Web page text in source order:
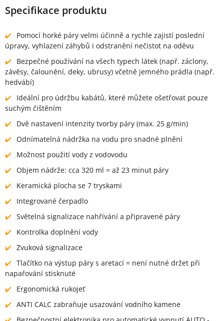
Specifikace produktu
Pomocí horké páry velmi účinně a rychle zajistí poslední
úpravy, vyhlazení záhybů i odstranění nečistot na oděvu
Bezpečné používání na všech typech látek (např. záclony,
závěsy, čalounění, deky, ubrusy) včetně jemného prádla (např.
hedvábí)
Ideální pro údržbu kabátů, které můžete ošetřovat pouze
suchým čištěním
Dvě nastavení intenzity tvorby páry (max. 25 g/min)
Odnímatelná nádržka na vodu pro snadné plnění
Možnost použití vody z vodovodu
Objem nádrže: cca 320 ml = až 23 minut páry
Keramická plocha se 7 tryskami
Integrované čerpadlo
Světelná signalizace nahřívání a připravené páry
Kontrolka doplnění vody
Zvuková signalizace
Tlačítko na výstup páry s aretací = není nutné držet při
napařování stisknuté
Ergonomická rukojeť
ANTI CALC zabraňuje usazování vodního kamene